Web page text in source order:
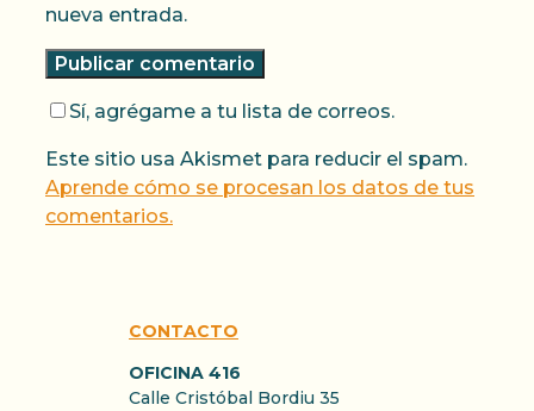
nueva entrada.
Sí, agrégame a tu lista de correos.
Este sitio usa Akismet para reducir el spam.
Aprende cómo se procesan los datos de tus
comentarios.
CONTACTO
OFICINA 416
Calle Cristóbal Bordiu 35